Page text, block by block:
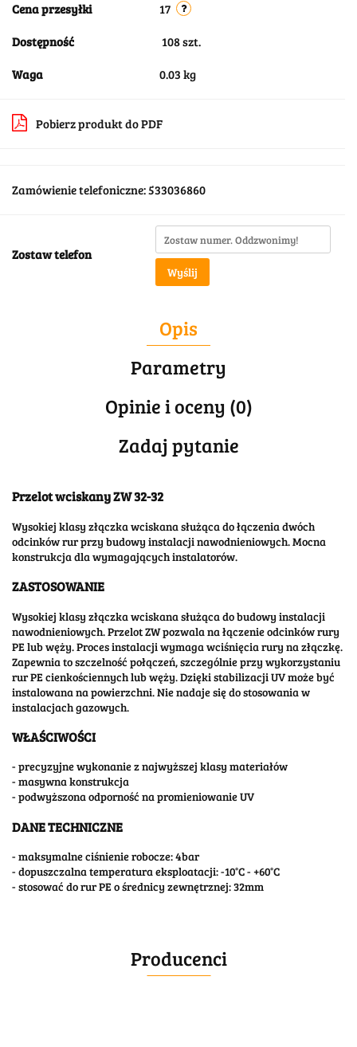
Cena przesyłki 17
Dostępność 108szt.
Waga 0.03 kg
Pobierz produkt do PDF
Zamówienie telefoniczne: 533036860
Zostaw telefon
Wyślij
Opis
Parametry
Opinie i oceny (0)
Zadaj pytanie
Przelot wciskany ZW 32-32
Wysokiej klasy złączka wciskana służąca do łączenia dwóch
odcinków rur przy budowy instalacji nawodnieniowych. Mocna
konstrukcja dla wymagających instalatorów.
ZASTOSOWANIE
Wysokiej klasy złączka wciskana służąca do budowy instalacji
nawodnieniowych. Przelot ZW pozwala na łączenie odcinków rury
PE lub węży. Proces instalacji wymaga wciśnięcia rury na złączkę.
Zapewnia to szczelność połączeń, szczególnie przy wykorzystaniu
rur PE cienkościennych lub węży. Dzięki stabilizacji UV może być
instalowana na powierzchni. Nie nadaje się do stosowania w
instalacjach gazowych.
WŁAŚCIWOŚCI
- precyzyjne wykonanie z najwyższej klasy materiałów
- masywna konstrukcja
- podwyższona odporność na promieniowanie UV
DANE TECHNICZNE
- maksymalne ciśnienie robocze: 4bar
- dopuszczalna temperatura eksploatacji: -10°C - +60°C
- stosować do rur PE o średnicy zewnętrznej: 32mm
Producenci